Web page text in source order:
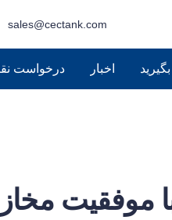
sales@cectank.com
درخواست اخبار
با موفقیت